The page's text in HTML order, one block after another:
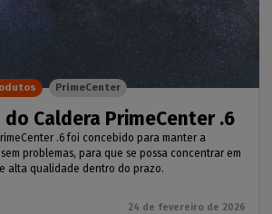
Caldera PrimeCenter .6
.6 foi concebido para manter a
problemas, para que se possa concentrar em
alta qualidade dentro do prazo.
24 de fevereiro de 2026
PrimeCenter